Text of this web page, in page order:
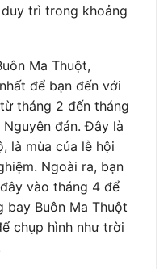
trì trong khoảng
Ma Thuột,
để bạn đến với
tháng 2 đến tháng
đán. Đây là
là mùa của lễ hội
Ngoài ra, bạn
vào tháng 4 để
bay Buôn Ma Thuột
chụp hình như trời